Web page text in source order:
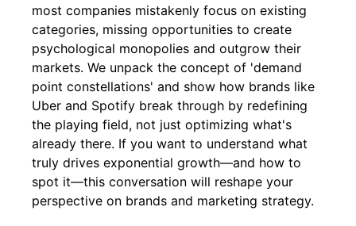
most companies mistakenly focus on existing
categories, missing opportunities to create
psychological monopolies and outgrow their
markets. We unpack the concept of 'demand
point constellations' and show how brands like
Uber and Spotify break through by redefining
the playing field, not just optimizing what's
already there. If you want to understand what
truly drives exponential growth—and how to
spot it—this conversation will reshape your
perspective on brands and marketing strategy.